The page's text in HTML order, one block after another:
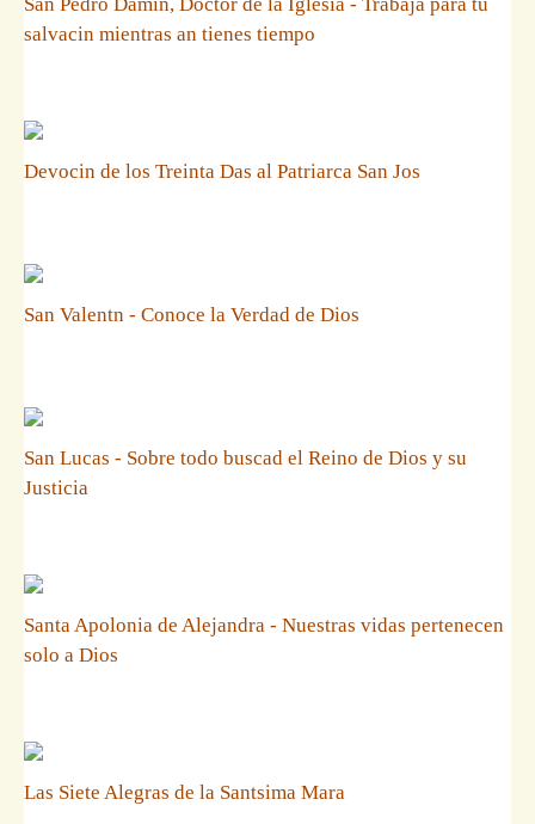
salvacin mientras an tienes tiempo
Devocin de los Treinta Das al Patriarca San Jos
San Valentn - Conoce la Verdad de Dios
San Lucas - Sobre todo buscad el Reino de Dios y su
Justicia
Santa Apolonia de Alejandra - Nuestras vidas pertenecen
solo a Dios
Las Siete Alegras de la Santsima Mara